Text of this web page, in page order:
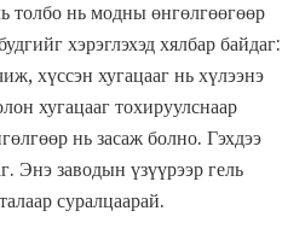
толбо нь модны өнгөлгөөгөөр
хэрэглэхэд хялбар байдаг:
хүссэн хугацааг нь хүлээнэ
хугацааг тохируулснаар
нь засаж болно. Гэхдээ
Энэ заводын үзүүрээр гель
суралцаарай.